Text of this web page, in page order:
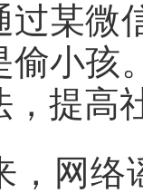
过某微
偷小孩
，提高
络谣